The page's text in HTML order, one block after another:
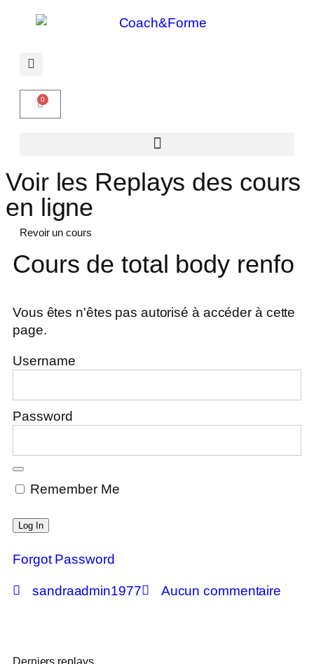
0
Voir les Replays des cours
en ligne
Revoir un cours
Cours de total body renfo
Vous êtes n'êtes pas autorisé à accéder à cette
page.
Username
Password
Remember Me
Forgot Password
sandraadmin1977 Aucun commentaire
Derniers replays